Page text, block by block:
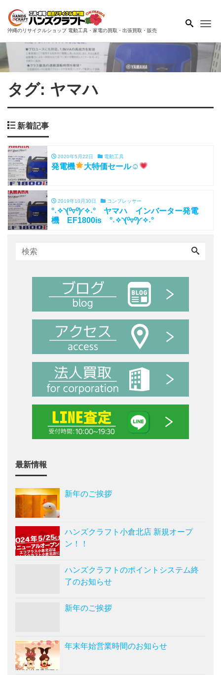
沖縄のリサイクルショップ 電動工具・家電の買取・出張買取・販売
タグ: ヤマハ
新着記事
2020年5月22日 電動工具
発電機 大特価セール☺
2019年10月30日 コンプレッサー
°˖✧◝(⁰▿⁰)◜✧˖° ヤマハ インバーター発電
機 EF1800is °˖✧◝(⁰▿⁰)◜✧˖°
最新情報
新年のご挨拶
ハンズクラフト小倉北店 新規オープ
ン！！
ハンズクラフトのポイントシステム終
了のお知らせ
新年のご挨拶
年末年始営業時間のお知らせ